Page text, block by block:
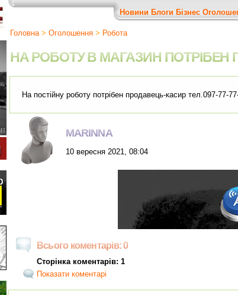
Новини Блоги Бізнес
Головна> Оголошення > Робота
НА РОБОТУ В МАГАЗИН
На постійну роботу потрібен продавець-касир тел.097-77-
MARINNA
10 вересня 2021, 08:04
Всього коментарів: 0
Сторінка коментарів: 1
Показати коментарі